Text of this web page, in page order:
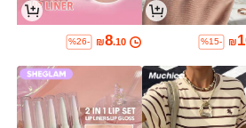
₪
%15-
₪8.10
%26-